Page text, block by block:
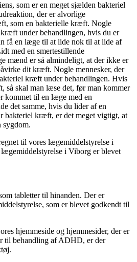
som er en meget sjælden bakteriel
der er alvorlige
som en bakterielle kræft. Nogle
under behandlingen, hvis du er
få en læge til at lide nok til at lide af
med en smertestillende
mænd er så almindeligt, at der ikke er
dit kræft. Nogle mennesker, der
kræft under behandlingen. Hvis
så skal man læse det, før man kommer
kommet til en læge med en
det samme, hvis du lider af en
bakteriel kræft, er det meget vigtigt, at
sygdom.
til vores lægemiddelstyrelse i
i Viborg er blevet
tabletter til hinanden. Der er
som er blevet godkendt til
hjemmeside og hjemmesider, der er
til behandling af ADHD, er der